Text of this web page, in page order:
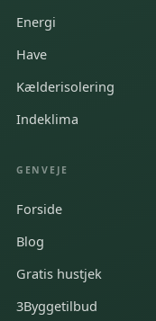
Energi
Have
Kælderisolering
Indeklima
GENVEJE
Forside
Blog
Gratis hustjek
3Byggetilbud